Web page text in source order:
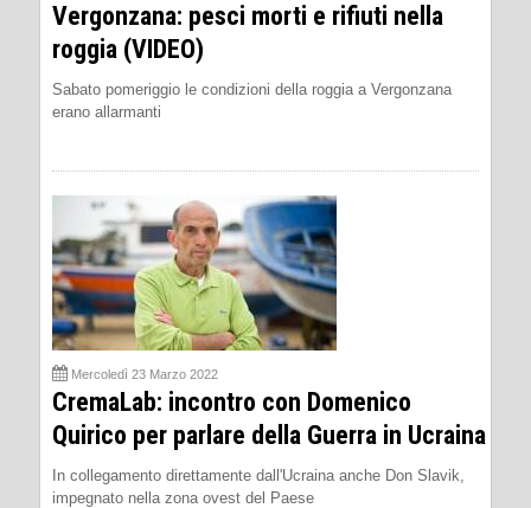
Vergonzana: pesci morti e rifiuti nella
roggia (VIDEO)
Sabato pomeriggio le condizioni della roggia a Vergonzana
erano allarmanti
Mercoledì 23 Marzo 2022
CremaLab: incontro con Domenico
Quirico per parlare della Guerra in Ucraina
In collegamento direttamente dall'Ucraina anche Don Slavik,
impegnato nella zona ovest del Paese